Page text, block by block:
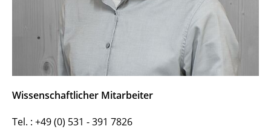
Wissenschaftlicher Mitarbeiter
Tel. : +49 (0) 531 - 391 7826